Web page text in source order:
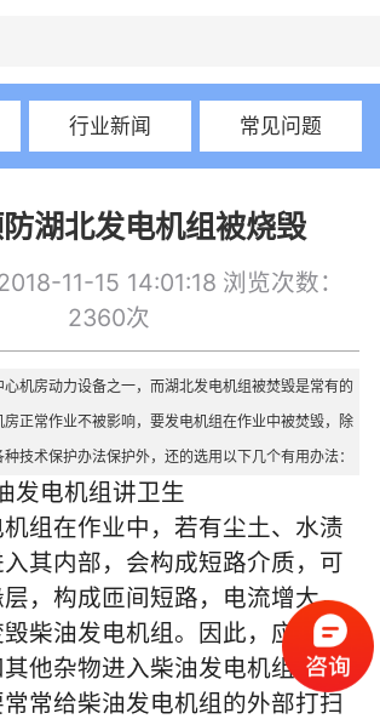
行业新闻 常见问题
湖北发电机组被烧毁
11-15 14:01:18 浏览次数：
2360次
心机房动力设备之一，而湖北发电机组被焚毁是常有的
正常作业不被影响，要发电机组在作业中被焚毁，除
种技术保护办法保护外，还的选用以下几个有用办法：
电机组讲卫生
在作业中，若有尘土、水渍
其内部，会构成短路介质，可
，构成匝间短路，电流增大，
柴油发电机组。因此，应防止
他杂物进入柴油发电机组内
常给柴油发电机组的外部打扫